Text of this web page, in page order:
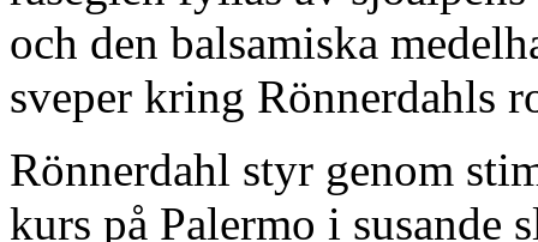
och den balsamiska
sveper kring Rönnerdahls
Rönnerdahl styr genom
kurs på Palermo i susande